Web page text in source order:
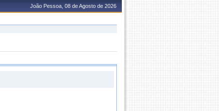
João Pessoa, 08 de Agosto de 2026